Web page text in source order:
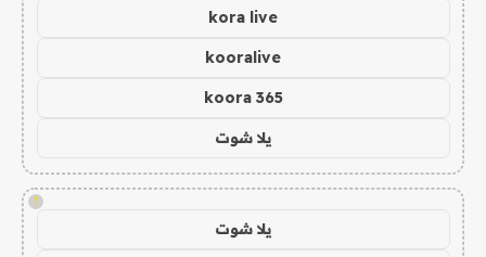
kora live
kooralive
koora 365
يلا شوت
!
يلا شوت